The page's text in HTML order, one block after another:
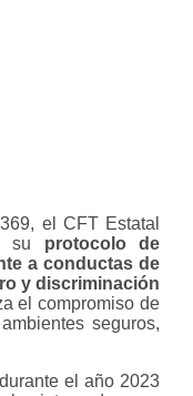
el CFT Estatal
su protocolo de
a conductas de
y discriminación
el compromiso de
seguros,
el año 2023